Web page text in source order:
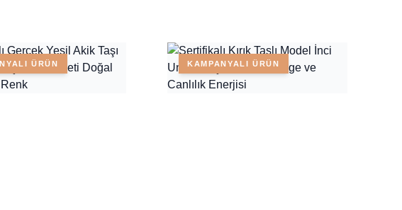
ÜRÜN KAMPANYALI ÜRÜN